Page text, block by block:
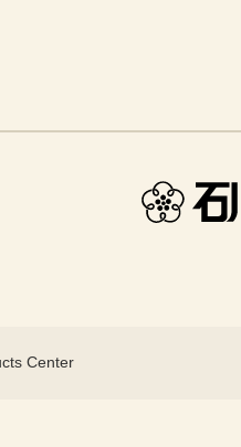
Center